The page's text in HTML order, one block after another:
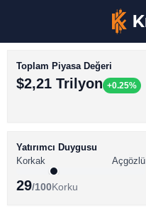
BİTCOİN HABERLERİ
ALTCOİN HABERLERİ
Toplam Piyasa Değeri
$2,21 Trilyon +0.25%
Yatırımcı Duygusu
Korkak
Açgözlü
29/100Korku